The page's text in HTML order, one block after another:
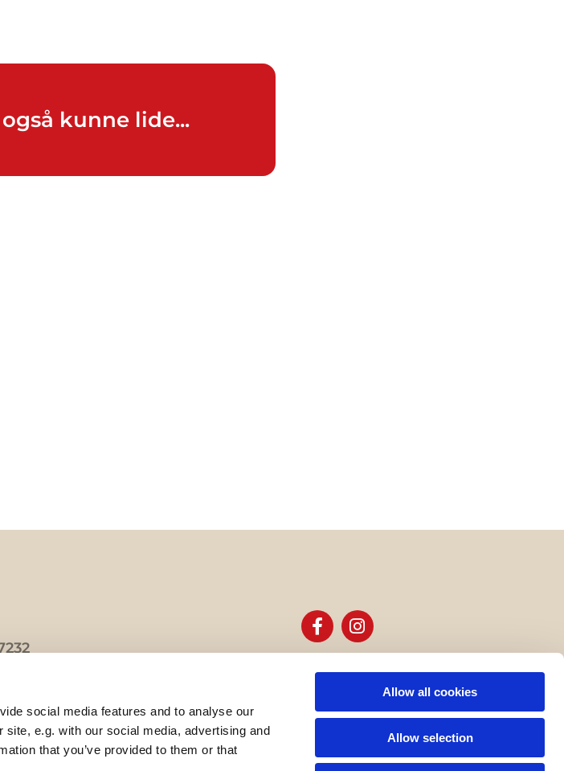
social media features and to analyse our
e.g. with our social media, advertising and
that you’ve provided to them or that
Allow all cookies
Allow selection
kunne lide...